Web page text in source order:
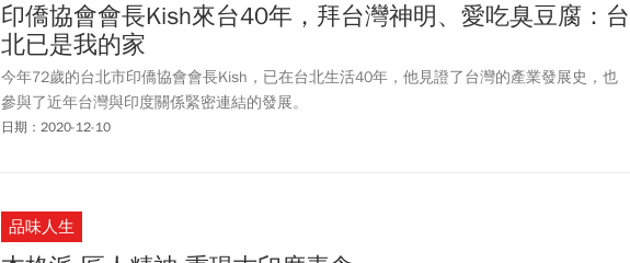
印僑協會會長Kish來台40年，拜台灣神明、愛吃臭豆腐：台
北已是我的家
今年72歲的台北市印僑協會會長Kish，已在台北生活40年，他見證了台灣的產業發展史，也
參與了近年台灣與印度關係緊密連結的發展。
日期：2020-12-10
品味人生